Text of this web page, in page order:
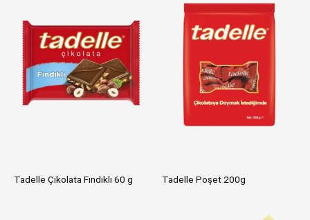
Tadelle Çikolata Fındıklı 60 g Tadelle Poşet 200g